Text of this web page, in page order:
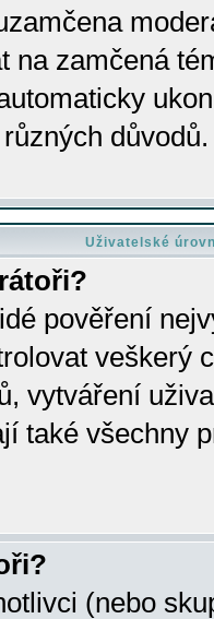
na zamčená
důvodů.
Uživatelské
pověření
veškerý
vytváření
také všechny
(nebo